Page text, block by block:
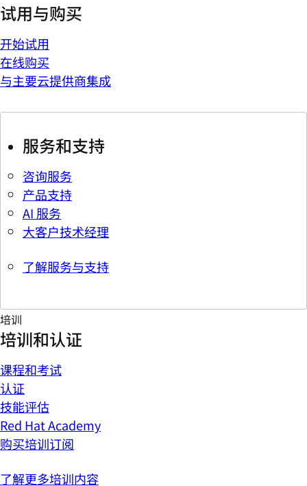
试用与购买
开始试用
在线购买
与主要云提供商集成
服务和支持
咨询服务
产品支持
AI 服务
大客户技术经理
了解服务与支持
培训
培训和认证
课程和考试
认证
技能评估
Red Hat Academy
购买培训订阅
了解更多培训内容